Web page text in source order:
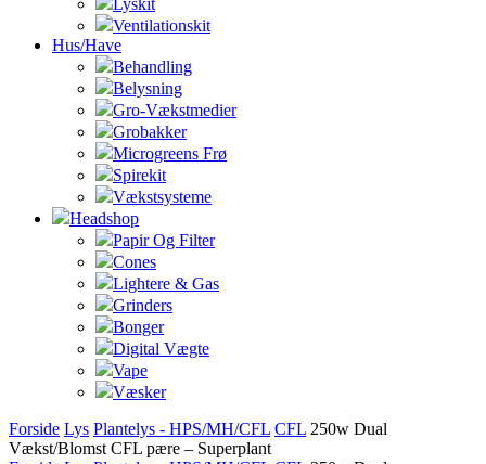
Lyskit
Ventilationskit
Hus/Have
Behandling
Belysning
Gro-Vækstmedier
Grobakker
Microgreens Frø
Spirekit
Vækstsysteme
Headshop
Papir Og Filter
Cones
Lightere & Gas
Grinders
Bonger
Digital Vægte
Vape
Væsker
Forside Lys Plantelys - HPS/MH/CFL CFL 250w Dual
Vækst/Blomst CFL pære – Superplant